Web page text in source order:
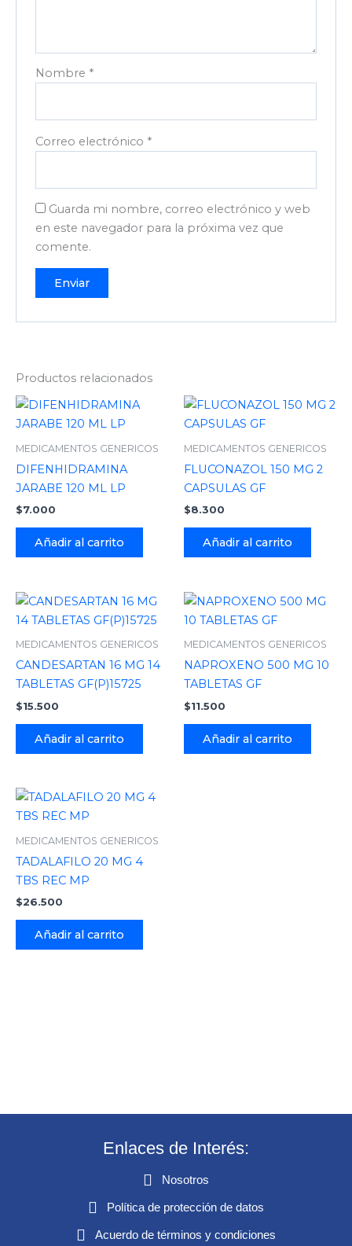
Nombre *
Correo electrónico *
Guarda mi nombre, correo electrónico y web
en este navegador para la próxima vez que
comente.
Productos relacionados
MEDICAMENTOS GENERICOS
DIFENHIDRAMINA
JARABE 120 ML LP
$7.000
Añadir al carrito
MEDICAMENTOS GENERICOS
FLUCONAZOL 150 MG 2
CAPSULAS GF
$8.300
Añadir al carrito
MEDICAMENTOS GENERICOS
CANDESARTAN 16 MG 14
TABLETAS GF(P)15725
$15.500
Añadir al carrito
MEDICAMENTOS GENERICOS
NAPROXENO 500 MG 10
TABLETAS GF
$11.500
Añadir al carrito
MEDICAMENTOS GENERICOS
TADALAFILO 20 MG 4
TBS REC MP
$26.500
Añadir al carrito
Enlaces de Interés:
Nosotros
Política de protección de datos
Acuerdo de términos y condiciones